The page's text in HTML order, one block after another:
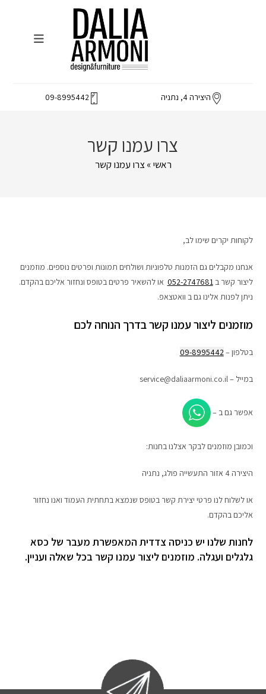
היצירה 4, נתניה 09-8995442
צרו עמנו קשר
ראשי» צרו עמנו קשר
לקוחות יקרים שימו לב,
אנחנו מקבלים גם הזמנות טלפוניות ושולחים תמונות ופרטים נוספים. מוזמנים
ליצור קשר ב052-2747681 או להשאיר פרטים בטופס ונחזור אליכם בהקדם.
ניתן לפנות אלינו גם ב וואטצאפ.
מוזמנים ליצור עמנו קשר בדרך הנוחה לכם
בטלפון –09-8995442
במייל – service@daliaarmoni.co.il
אפשר גם ב –
וכמובן מוזמנים לבקר אצלנו בחנות:
היצירה 4 אזור התעשייה פולג, נתניה
או לשלוח לנו פרטי יצירת קשר בטופס שנמצא בתחתית העמוד ואנו נחזור
אליכם בהקדם.
לחנות שלנו יש כניסה צדדית המאפשרת מעבר של כסא
גלגלים ועגלה. מוזמנים ליצור עמנו קשר בכל שאלה ועניין.